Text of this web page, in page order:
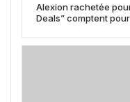
Alexion rachetée
Deals” comptent